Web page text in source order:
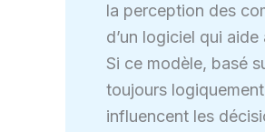
la perception des
d’un logiciel qui
Si ce modèle, basé
toujours
influencent les